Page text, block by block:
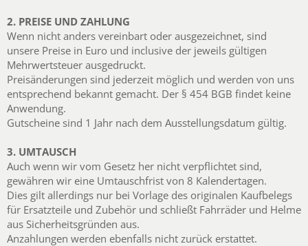
2. PREISE UND ZAHLUNG
Wenn nicht anders vereinbart oder ausgezeichnet, sind
unsere Preise in Euro und inclusive der jeweils gültigen
Mehrwertsteuer ausgedruckt.
Preisänderungen sind jederzeit möglich und werden von uns
entsprechend bekannt gemacht. Der § 454 BGB findet keine
Anwendung.
Gutscheine sind 1 Jahr nach dem Ausstellungsdatum gültig.
3. UMTAUSCH
Auch wenn wir vom Gesetz her nicht verpflichtet sind,
gewähren wir eine Umtauschfrist von 8 Kalendertagen.
Dies gilt allerdings nur bei Vorlage des originalen Kaufbelegs
für Ersatzteile und Zubehör und schließt Fahrräder und Helme
aus Sicherheitsgründen aus.
Anzahlungen werden ebenfalls nicht zurück erstattet.